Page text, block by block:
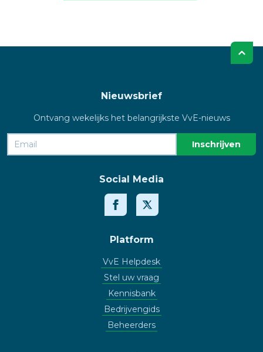
Nieuwsbrief
Ontvang wekelijks het belangrijkste VvE-nieuws
Social Media
Platform
VvE Helpdesk
Stel uw vraag
Kennisbank
Bedrijvengids
Beheerders